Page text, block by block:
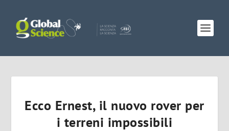
Ecco Ernest, il nuovo rover per
i terreni impossibili